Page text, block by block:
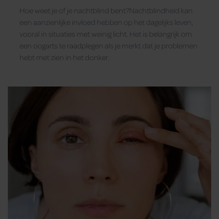
Hoe weet je of je nachtblind bent?Nachtblindheid kan
een aanzienlijke invloed hebben op het dagelijks leven,
vooral in situaties met weinig licht. Het is belangrijk om
een oogarts te raadplegen als je merkt dat je problemen
hebt met zien in het donker.